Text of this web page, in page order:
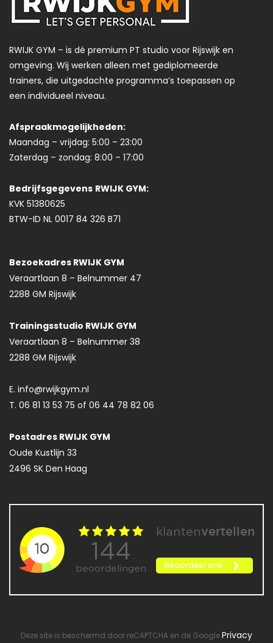
RWIJK GYM – is dé premium PT studio voor Rijswijk en
omgeving. Wij werken alleen met gediplomeerde
trainers, die uitgedachte programma’s toepassen op
een individueel niveau.
Afspraakmogelijkheden:
Maandag – vrijdag: 5:00 – 23:00
Zaterdag – zondag: 8:00 – 17:00
Bedrijfsgegevens RWIJK GYM:
KVK 51380625
BTW-ID NL 0017 84 326 B71
Bezoekadres RWIJK GYM
Veraartlaan 8 – Belnummer 47
2288 GM Rijswijk
Trainingsstudio RWIJK GYM
Veraartlaan 8 – Belnummer 38
2288 GM Rijswijk
E. info@rwijkgym.nl
T. 06 81 13 53 75 of 06 44 78 82 06
Postadres RWIJK GYM
Oude Kustlijn 33
2496 SK Den Haag
Deze site is beschermd door reCAPTCHA en de GooglePrivacy